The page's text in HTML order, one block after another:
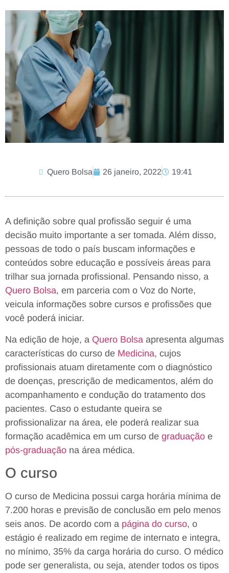
Quero Bolsa 26 janeiro, 2022 19:41
A definição sobre qual profissão seguir é uma
decisão muito importante a ser tomada. Além disso,
pessoas de todo o país buscam informações e
conteúdos sobre educação e possíveis áreas para
trilhar sua jornada profissional. Pensando nisso, a
Quero Bolsa, em parceria com o Voz do Norte,
veicula informações sobre cursos e profissões que
você poderá iniciar.
Na edição de hoje, a Quero Bolsa apresenta algumas
características do curso de Medicina, cujos
profissionais atuam diretamente com o diagnóstico
de doenças, prescrição de medicamentos, além do
acompanhamento e condução do tratamento dos
pacientes. Caso o estudante queira se
profissionalizar na área, ele poderá realizar sua
formação acadêmica em um curso de graduação e
pós-graduação na área médica.
O curso
O curso de Medicina possui carga horária mínima de
7.200 horas e previsão de conclusão em pelo menos
seis anos. De acordo com a página do curso, o
estágio é realizado em regime de internato e integra,
no mínimo, 35% da carga horária do curso. O médico
pode ser generalista, ou seja, atender todos os tipos